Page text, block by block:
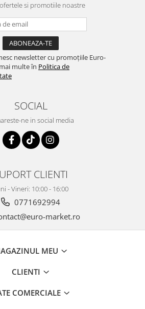
si promotiile noastre
newsletter cu promoțiile Euro-
multe în Politica de
SOCIAL
ne in social media
CLIENTI
- Vineri: 10:00 - 16:00
0771692994
market.ro
MEU
CLIENTI
COMERCIALE